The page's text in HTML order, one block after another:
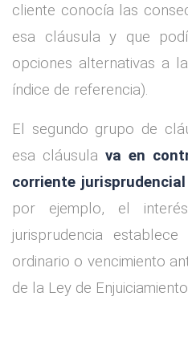
cliente conocía las
esa cláusula y que
opciones alternativas a
índice de referencia).
El segundo grupo de
esa cláusula va en
corriente
por ejemplo, el
jurisprudencia
ordinario o vencimiento
de la Ley de